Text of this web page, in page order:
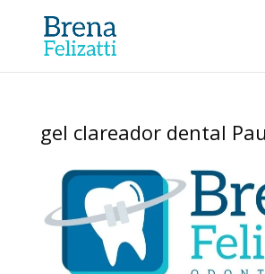
gel clareador dental